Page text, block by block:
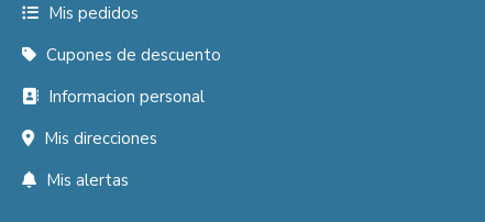
Mis pedidos
Cupones de descuento
Informacion personal
Mis direcciones
Mis alertas